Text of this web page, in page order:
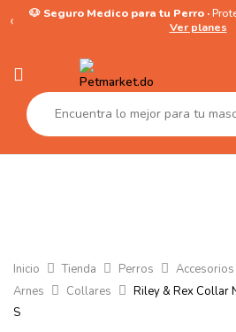
‹ 🐶 Seguro Medico para tu Perro ·
Ver planes
Inicio Tienda Perros Accesorios
Arnes
Collares
Riley & Rex Collar
S